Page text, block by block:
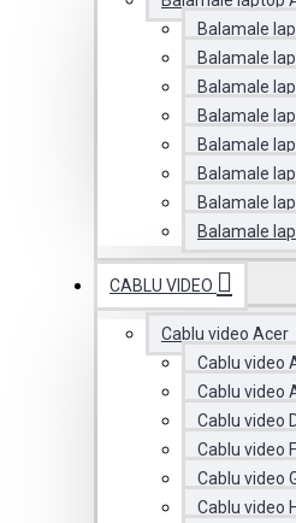
Balamale
Balamale
Balamale
Balamale
Balamale
Balamale
Balamale
Balamale
CABLU VIDEO
Cablu video Acer
Cablu video
Cablu video
Cablu video
Cablu video
Cablu video
Cablu video